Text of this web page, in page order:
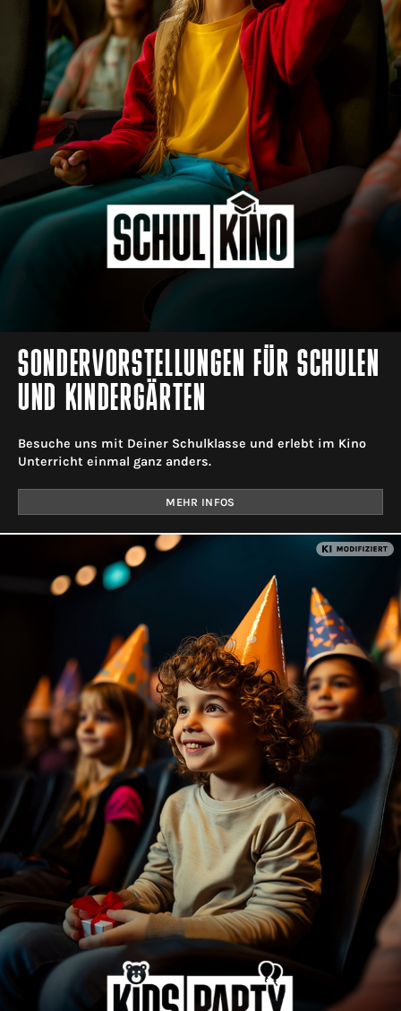
SONDERVORSTELLUNGEN FÜR SCHULEN
UND KINDERGÄRTEN
Besuche uns mit Deiner Schulklasse und erlebt im Kino
Unterricht einmal ganz anders.
MEHR INFOS